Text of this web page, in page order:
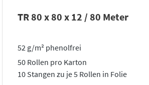
TR 80 x 80 x 12 / 80 Meter
52 g/m² phenolfrei
50 Rollen pro Karton
10 Stangen zu je 5 Rollen in Folie